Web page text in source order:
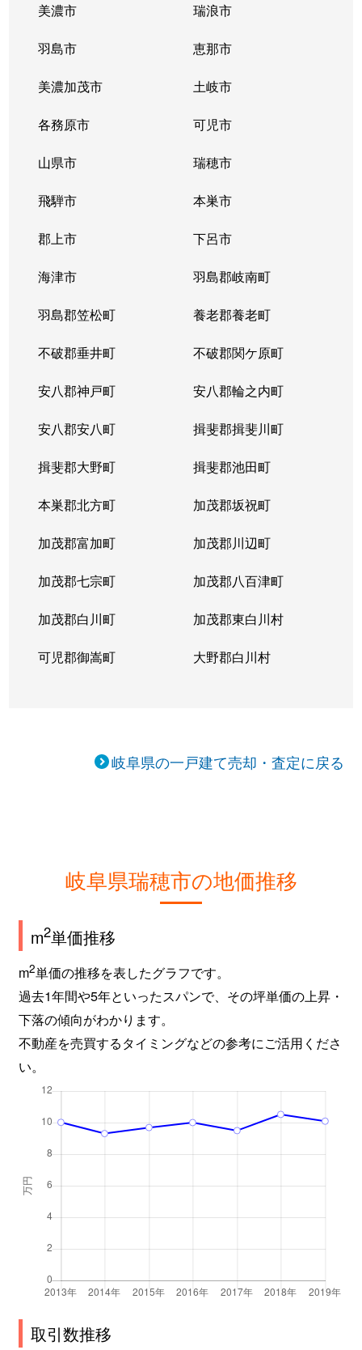
美濃市 瑞浪市
羽島市 恵那市
美濃加茂市 土岐市
各務原市 可児市
山県市 瑞穂市
飛騨市 本巣市
郡上市 下呂市
海津市 羽島郡岐南町
羽島郡笠松町 養老郡養老町
不破郡垂井町 不破郡関ケ原町
安八郡神戸町 安八郡輪之内町
安八郡安八町 揖斐郡揖斐川町
揖斐郡大野町 揖斐郡池田町
本巣郡北方町 加茂郡坂祝町
加茂郡富加町 加茂郡川辺町
加茂郡七宗町 加茂郡八百津町
加茂郡白川町 加茂郡東白川村
可児郡御嵩町 大野郡白川村
岐阜県の一戸建て売却・査定に戻る
岐阜県瑞穂市の地価推移
m2単価推移
m2単価の推移を表したグラフです。
過去1年間や5年といったスパンで、その坪単価の上昇・
下落の傾向がわかります。
不動産を売買するタイミングなどの参考にご活用くださ
い。
取引数推移